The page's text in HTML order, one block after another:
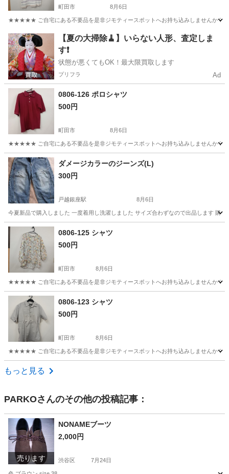
町田市 8月6日
★★★★★ ご自宅にある不要品を是非ジモティースポットへお持ち込みしませんか？
東京 町田市 ポロシャツ 現地
【夏の大掃除🧹】いらない人形、査定しま
す❗️
状態が悪くてもOK！最大限買取します
プリフラ Ad
0806-126 ポロシャツ
500円
町田市 8月6日
★★★★★ ご自宅にある不要品を是非ジモティースポットへお持ち込みしませんか？
東京 町田市 ポロシャツ
ダメージカラーのジーンズ(L)
300円
戸越銀座駅 8月6日
今夏新品で購入しました 一度着用し洗濯しました サイズ合わずなので出品します 購入
東京 品川区
0806-125 シャツ
500円
町田市 8月6日
★★★★★ ご自宅にある不要品を是非ジモティースポットへお持ち込みしませんか？
東京 町田市
0806-123 シャツ
500円
町田市 8月6日
★★★★★ ご自宅にある不要品を是非ジモティースポットへお持ち込みしませんか？
東京 町田市
もっと見る
PARKOさんのその他の投稿記事：
売ります
NONAMEブーツ
2,000円
渋谷区 7月24日